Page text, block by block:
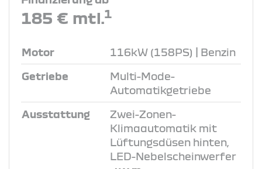
185 € mtl.1
Motor 116kW (158PS) | Benzin
Getriebe
Multi-Mode-
Automatikgetriebe
Ausstattung
Zwei-Zonen-
Klimaautomatik mit
Lüftungsdüsen hinten,
LED-Nebelscheinwerfer